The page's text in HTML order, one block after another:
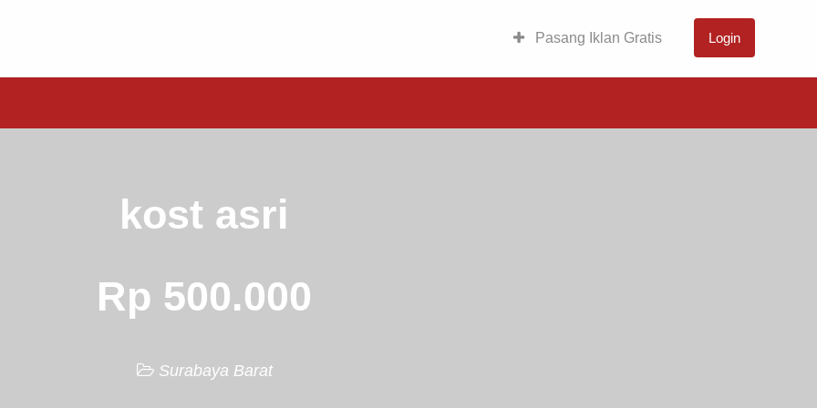
Pasang Iklan Gratis Login
kost asri
Rp 500.000
Surabaya Barat